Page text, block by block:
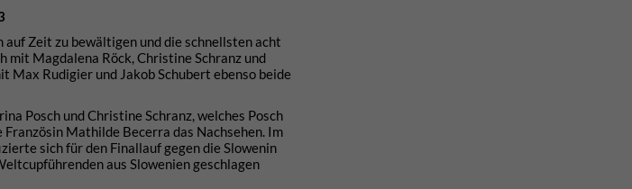
Zeit zu bewältigen und die schnellsten acht
mit Magdalena Röck, Christine Schranz und
Rudigier und Jakob Schubert ebenso beide
Posch und Christine Schranz, welches Posch
Mathilde Becerra das Nachsehen. Im
sich für den Finallauf gegen die Slowenin
aus Slowenien geschlagen